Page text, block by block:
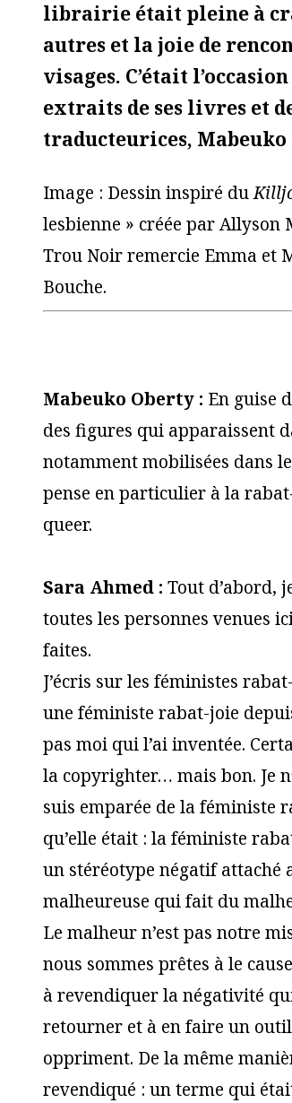
librairie était pleine à
autres et la joie de
visages. C’était
extraits de ses livres et
traducteurices, Mabeuko
Image : Dessin inspiré du
lesbienne » créée par Allyson
Trou Noir remercie Emma et
Bouche.
Mabeuko Oberty : En guise
des figures qui apparaissent
notamment mobilisées dans
pense en particulier à la
queer.
Sara Ahmed : Tout d’abord,
toutes les personnes venues
faites.
J’écris sur les féministes
une féministe rabat-joie
pas moi qui l’ai inventée.
la copyrighter… mais bon. Je
suis emparée de la féministe
qu’elle était : la féministe
un stéréotype négatif attaché
malheureuse qui fait du
Le malheur n’est pas notre
nous sommes prêtes à le
à revendiquer la négativité
retourner et à en faire un
oppriment. De la même
revendiqué : un terme qui